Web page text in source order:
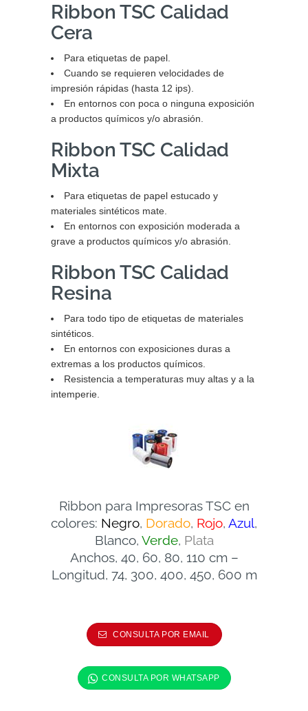
Ribbon TSC Calidad
Cera
Para etiquetas de papel.
Cuando se requieren velocidades de
impresión rápidas (hasta 12 ips).
En entornos con poca o ninguna exposición
a productos químicos y/o abrasión.
Ribbon TSC Calidad
Mixta
Para etiquetas de papel estucado y
materiales sintéticos mate.
En entornos con exposición moderada a
grave a productos químicos y/o abrasión.
Ribbon TSC Calidad
Resina
Para todo tipo de etiquetas de materiales
sintéticos.
En entornos con exposiciones duras a
extremas a los productos químicos.
Resistencia a temperaturas muy altas y a la
intemperie.
Ribbon para Impresoras TSC en
colores: Negro, Dorado, Rojo, Azul,
Blanco, Verde, Plata
Anchos, 40, 60, 80, 110 cm –
Longitud, 74, 300, 400, 450, 600 m